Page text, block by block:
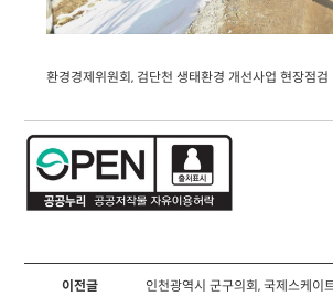
환경경제위원회, 검단천 생태환경 개선사업 현장점
이전글